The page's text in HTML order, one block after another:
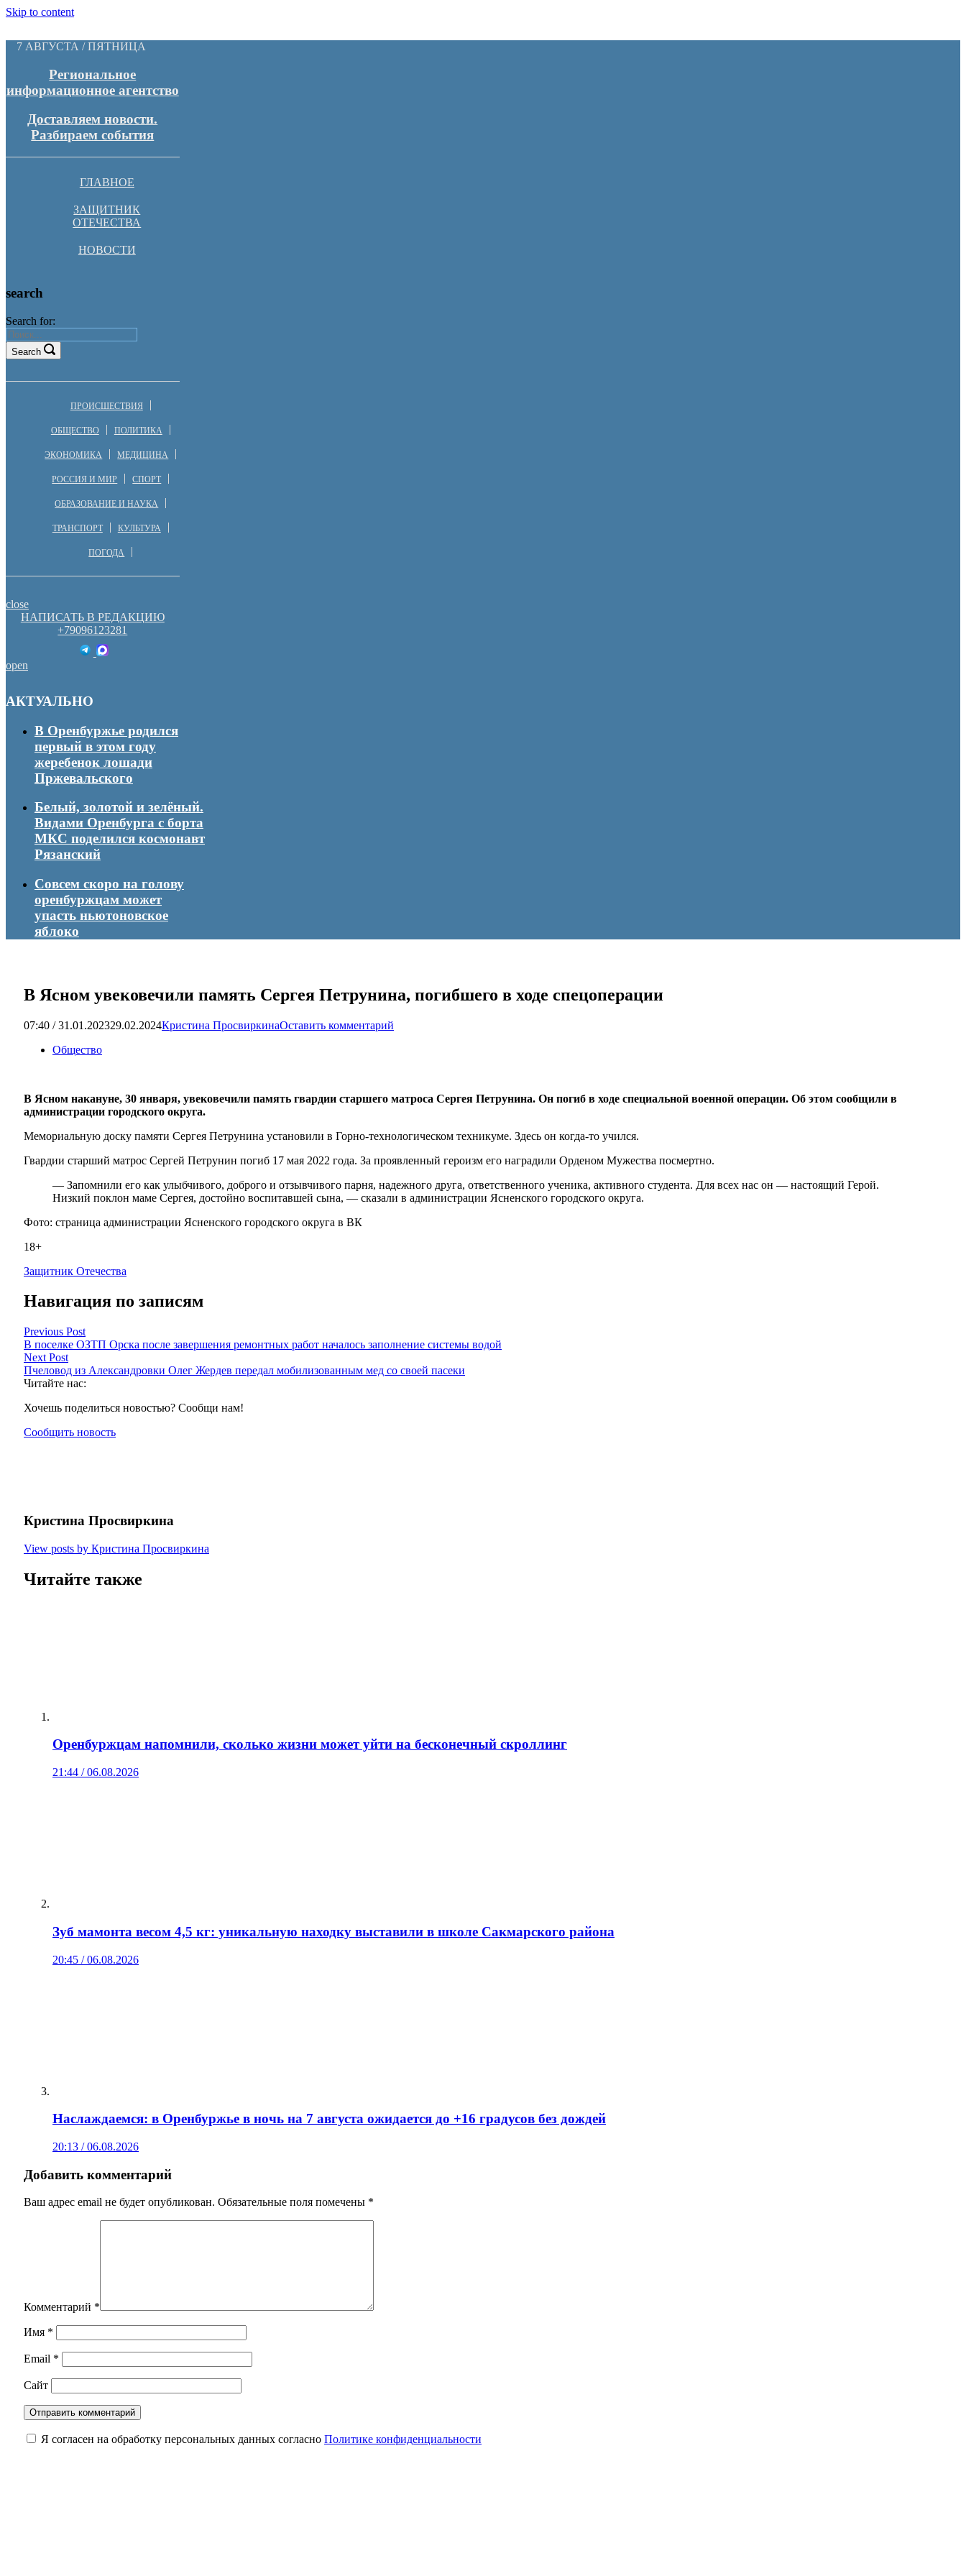
Skip to content
7 АВГУСТА / ПЯТНИЦА
Региональное
информационное агентство
Доставляем новости.
Разбираем события
ГЛАВНОЕ
ЗАЩИТНИК
ОТЕЧЕСТВА
НОВОСТИ
search
Search for:
Search
ПРОИСШЕСТВИЯ
ОБЩЕСТВО ПОЛИТИКА
ЭКОНОМИКА МЕДИЦИНА
РОССИЯ И МИР СПОРТ
ОБРАЗОВАНИЕ И НАУКА
ТРАНСПОРТ КУЛЬТУРА
ПОГОДА
close
НАПИСАТЬ В РЕДАКЦИЮ
+79096123281
open
АКТУАЛЬНО
В Оренбуржье родился
первый в этом году
жеребенок лошади
Пржевальского
Белый, золотой и зелёный.
Видами Оренбурга с борта
МКС поделился космонавт
Рязанский
Совсем скоро на голову
оренбуржцам может
упасть ньютоновское
яблоко
В Ясном увековечили память Сергея Петрунина, погибшего в ходе спецоперации
07:40 / 31.01.202329.02.2024Кристина ПросвиркинаОставить комментарий
Общество
В Ясном накануне, 30 января, увековечили память гвардии старшего матроса Сергея Петрунина. Он погиб в ходе специальной военной операции. Об этом сообщили в
администрации городского округа.
Мемориальную доску памяти Сергея Петрунина установили в Горно-технологическом техникуме. Здесь он когда-то учился.
Гвардии старший матрос Сергей Петрунин погиб 17 мая 2022 года. За проявленный героизм его наградили Орденом Мужества посмертно.
— Запомнили его как улыбчивого, доброго и отзывчивого парня, надежного друга, ответственного ученика, активного студента. Для всех нас он — настоящий Герой.
Низкий поклон маме Сергея, достойно воспитавшей сына, — сказали в администрации Ясненского городского округа.
Фото: страница администрации Ясненского городского округа в ВК
18+
Защитник Отечества
Навигация по записям
Previous Post
В поселке ОЗТП Орска после завершения ремонтных работ началось заполнение системы водой
Next Post
Пчеловод из Александровки Олег Жердев передал мобилизованным мед со своей пасеки
Читайте нас:
Хочешь поделиться новостью? Сообщи нам!
Сообщить новость
Кристина Просвиркина
View posts by Кристина Просвиркина
Читайте также
Оренбуржцам напомнили, сколько жизни может уйти на бесконечный скроллинг
21:44 / 06.08.2026
Зуб мамонта весом 4,5 кг: уникальную находку выставили в школе Сакмарского района
20:45 / 06.08.2026
Наслаждаемся: в Оренбуржье в ночь на 7 августа ожидается до +16 градусов без дождей
20:13 / 06.08.2026
Добавить комментарий
Ваш адрес email не будет опубликован. Обязательные поля помечены *
Комментарий *
Имя *
Email *
Сайт
Я согласен на обработку персональных данных согласно Политике конфиденциальности